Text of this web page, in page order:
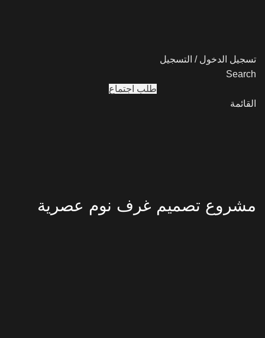
تسجيل الدخول / التسجيل
Search
طلب اجتماع
القائمة
مشروع تصميم غرف نوم عصرية